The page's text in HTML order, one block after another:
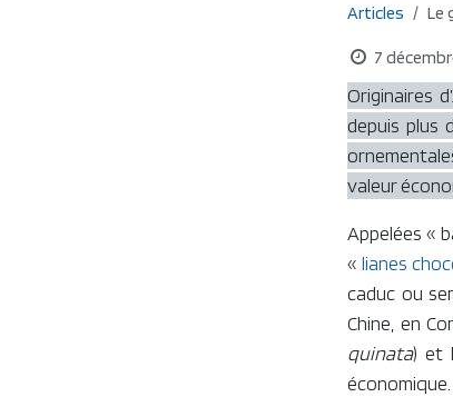
Articles Le
7
Originaires
depuis plus
valeur
Appelées «
«lianes
caduc ou
Chine, en
quinata) et